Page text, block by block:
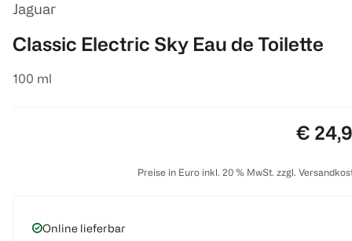
Jaguar
Classic Electric Sky Eau de Toilette
100 ml
Preis:
€
Preise in Euro inkl. 20 % MwSt. zzgl.
Online lieferbar